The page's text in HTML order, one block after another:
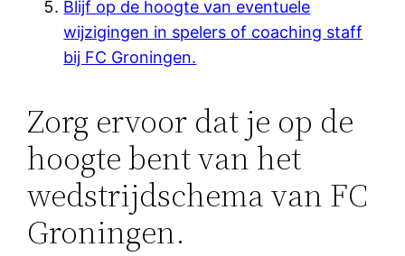
Blijf op de hoogte van eventuele
wijzigingen in spelers of coaching staff
bij FC Groningen.
Zorg ervoor dat je op de
hoogte bent van het
wedstrijdschema van FC
Groningen.